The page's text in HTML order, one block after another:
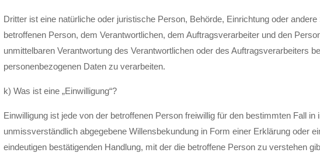
Dritter ist eine natürliche oder juristische Person, Behörde, Einrichtung oder andere
betroffenen Person, dem Verantwortlichen, dem Auftragsverarbeiter und den
unmittelbaren Verantwortung des Verantwortlichen oder des Auftragsverarbeiters
personenbezogenen Daten zu verarbeiten.
k) Was ist eine „Einwilligung“?
Einwilligung ist jede von der betroffenen Person freiwillig für den bestimmten Fall in
unmissverständlich abgegebene Willensbekundung in Form einer Erklärung oder
eindeutigen bestätigenden Handlung, mit der die betroffene Person zu verstehen